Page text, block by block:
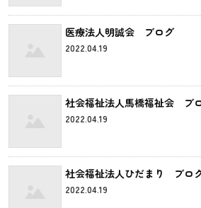
医療法人明誠会 ブログ
2022.04.19
社会福祉法人馬橋福祉会 ブ
2022.04.19
社会福祉法人ひだまり ブロ
2022.04.19